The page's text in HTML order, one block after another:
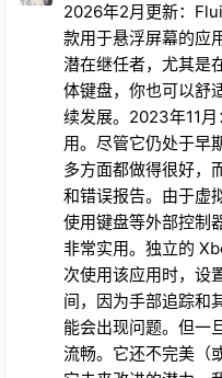
2026年2月更新：
款用于悬浮屏幕的应
潜在继任者，尤其是
体键盘，你也可以舒
续发展。2023年11
用。尽管它仍处于早
多方面都做得很好，
和错误报告。由于虚
使用键盘等外部控制
非常实用。独立的
次使用该应用时，设
间，因为手部追踪和
能会出现问题。但一
流畅。它还不完美（